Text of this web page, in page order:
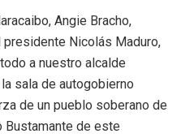
Angie Bracho,
Nicolás Maduro,
a nuestro alcalde
sala de autogobierno
de un pueblo soberano de
Bustamante de este